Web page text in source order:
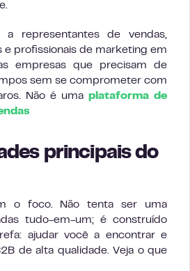
a representantes de vendas,
e profissionais de marketing em
empresas que precisam de
sem se comprometer com
Não é uma plataforma de
principais do
o foco. Não tenta ser uma
tudo-em-um; é construído
ajudar você a encontrar e
de alta qualidade. Veja o que